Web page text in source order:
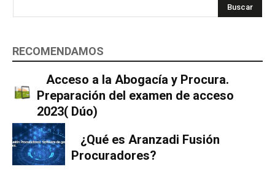
Buscar
RECOMENDAMOS
Acceso a la Abogacía y Procura.
Preparación del examen de acceso
2023( Dúo)
¿Qué es Aranzadi Fusión
Procuradores?